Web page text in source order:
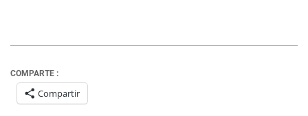
COMPARTE :
Compartir